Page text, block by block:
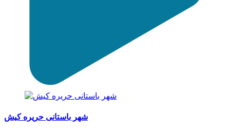
شهر باستانی حریره کیش